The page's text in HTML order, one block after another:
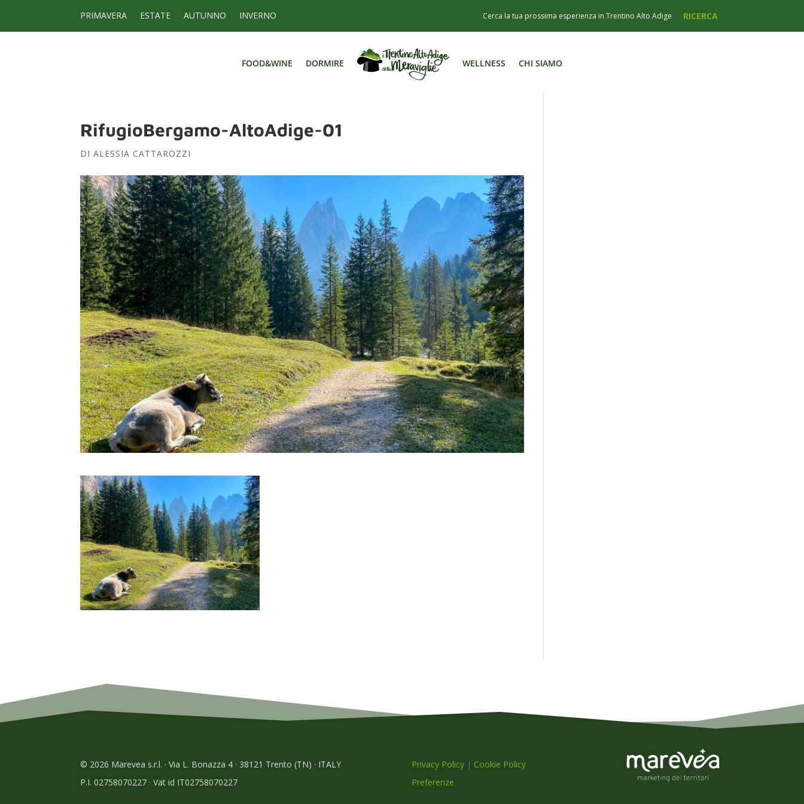
PRIMAVERA ESTATE AUTUNNO INVERNO
FOOD&WINE DORMIRE WELLNESS CHI SIAMO
RifugioBergamo-AltoAdige-01
DIALESSIA CATTAROZZI
© 2026 Marevea s.r.l. · Via L. Bonazza 4 · 38121 Trento (TN) · ITALY
P.I. 02758070227 · Vat id IT02758070227
Privacy Policy | Cookie Policy
Preferenze